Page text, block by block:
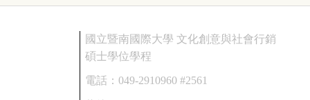
國立暨南國際大學 文化創意與社會行銷
碩士學位學程
電話： 049-2910960 #2561